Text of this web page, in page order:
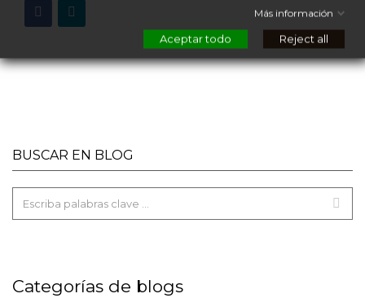
BUSCAR EN BLOG
Categorías de blogs
Más información
Aceptar todo Reject all